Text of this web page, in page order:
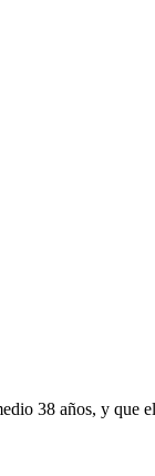
38 años, y que